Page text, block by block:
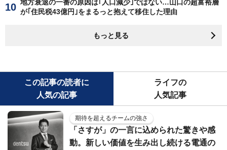
地方衰退の一番の原因は｢人口減少｣ではない…山口の超富裕層
が｢住民税43億円｣をまるっと抱えて移住した理由
もっと見る
この記事の読者に
人気の記事
ライフの
人気記事
期待を超えるチームの強さ
「さすが」の一言に込められた驚きや感
動。新しい価値を生み出し続ける電通の